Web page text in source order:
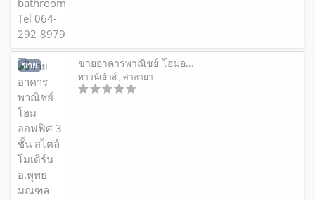
ขาย ขายอาคารพาณิชย์ โฮมอ...
ทาวน์เฮ้าส์ , ศาลายา